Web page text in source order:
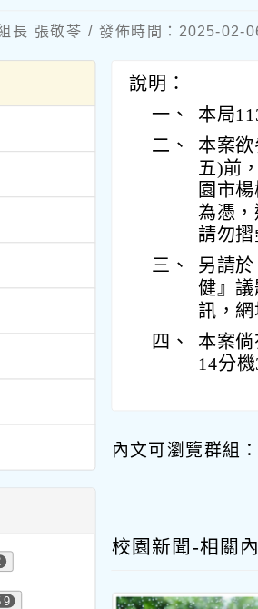
長 張敬苓 / 發佈時間：2025-02-
說明：
一、
本局
二、
本案
五)前
園市
為憑
請勿摺
三、
另請
健』
訊，網
四、
本案
14分機
內文可瀏覽群組：
校園新聞-相關